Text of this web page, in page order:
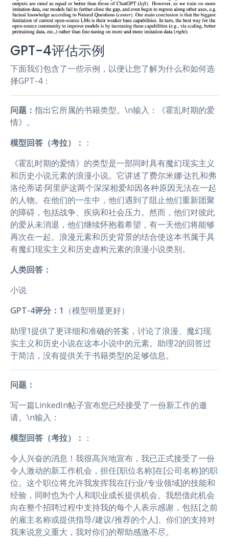
GPT-4评估示例
下面我们包含了一些示例，以便让您了解为什么和如何选
择GPT-4：
问题： 指出它所属的书籍类型。\n输入：《霍乱时期的爱
情》。
模型回答（考拉）： ：
《霍乱时期的爱情》的类型是一部同时具有魔幻现实主义
和历史小说元素的浪漫小说。它讲述了费尔米娜·达扎和弗
洛伦蒂诺·阿里萨这两个深深相爱却因各种原因无法在一起
的人物。在他们的一生中，他们遇到了阻止他们重新团聚
的障碍，包括战争、疾病和社会压力。然而，他们对彼此
的爱从未消退，他们继续怀抱着希望，有一天他们将能够
再次在一起。浪漫元素和历史背景的结合使这本书属于具
有魔幻现实主义和历史虚构元素的浪漫小说类别。
人类回答：
小说
GPT-4评分：1 （模型明显更好）
助理1提供了更详细和准确的答案，讨论了浪漫、魔幻现
实主义和历史小说在这本小说中的元素。助理2的回答过
于简洁，没有提供关于书籍类型的足够信息。
问题：
写一篇LinkedIn帖子宣布您已经接受了一份新工作的邀
请。\n输入：
模型回答（考拉）： ：
令人兴奋的消息！我很高兴地宣布，我已正式接受了一份
令人激动的新工作机会，担任[职位名称]在[公司名称]的职
位。这个职位将允许我发挥我在[行业/专业领域]的技能和
经验，同时也为个人和职业成长提供机会。我想借此机会
向在整个招聘过程中支持我的每个人表示感谢，包括[之前
的雇主名称或提供指导/建议/推荐的个人]。你们的支持对
我来说意义重大，我对你们的帮助感激不尽。